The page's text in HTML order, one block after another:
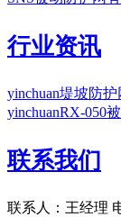
行业资讯
yinchuan堤坡防
yinchuanRX-050
联系我们
联系人：王经理